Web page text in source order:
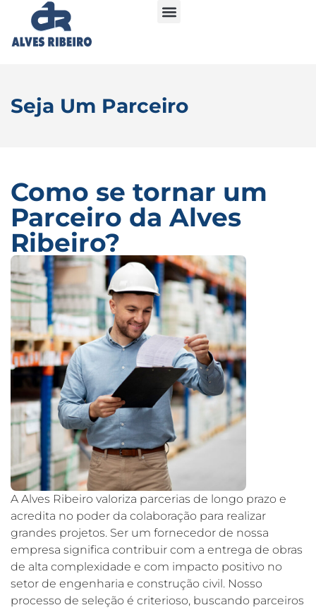
Seja Um Parceiro
Como se tornar um
Parceiro da Alves
Ribeiro?
A Alves Ribeiro valoriza parcerias de longo prazo e
acredita no poder da colaboração para realizar
grandes projetos. Ser um fornecedor de nossa
empresa significa contribuir com a entrega de obras
de alta complexidade e com impacto positivo no
setor de engenharia e construção civil. Nosso
processo de seleção é criterioso, buscando parceiros